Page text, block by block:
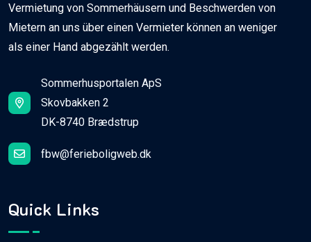
Vermietung von Sommerhäusern und Beschwerden von
Mietern an uns über einen Vermieter können an weniger
als einer Hand abgezählt werden.
Sommerhusportalen ApS
Skovbakken 2
DK-8740 Brædstrup
fbw@ferieboligweb.dk
Quick Links